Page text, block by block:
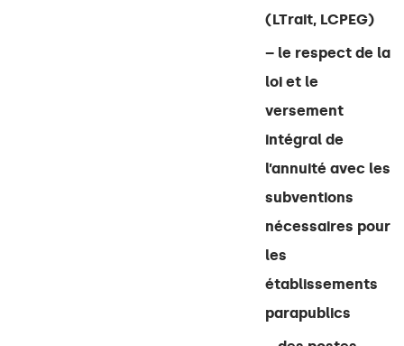
(LTrait, LCPEG)
– le respect de la
loi et le
versement
intégral de
l’annuité avec les
subventions
nécessaires pour
les
établissements
parapublics